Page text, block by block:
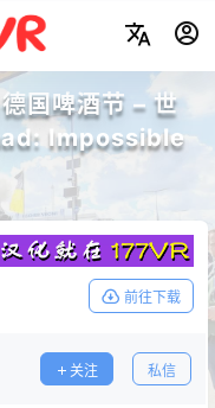
国啤酒节 – 世
Impossible
前往下载
关注 私信